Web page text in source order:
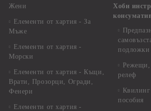
Жени
Елементи от хартия - За
Мъже
Елементи от хартия -
Морски
Елементи от хартия - Къщи,
Врати, Прозорци, Огради,
Фенери
Елементи от хартия -
Хоби
подложки
релеф
пособия